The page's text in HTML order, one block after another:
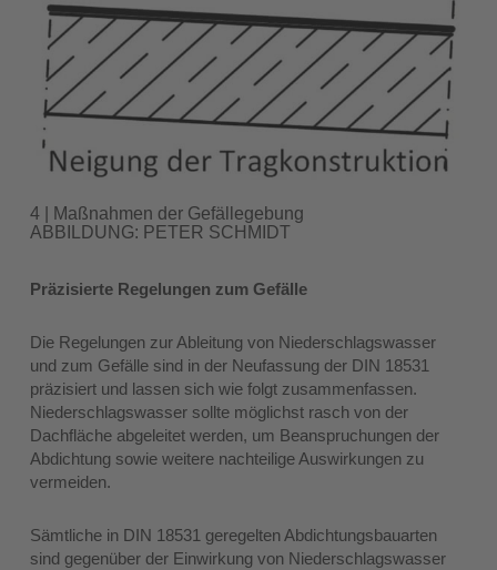
4 | Maßnahmen der Gefällegebung
ABBILDUNG: PETER SCHMIDT
Präzisierte Regelungen zum Gefälle
Die Regelungen zur Ableitung von Niederschlagswasser
und zum Gefälle sind in der Neufassung der DIN 18531
präzisiert und lassen sich wie folgt zusammenfassen.
Niederschlagswasser sollte möglichst rasch von der
Dachfläche abgeleitet werden, um Beanspruchungen der
Abdichtung sowie weitere nachteilige Auswirkungen zu
vermeiden.
Sämtliche in DIN 18531 geregelten Abdichtungsbauarten
sind gegenüber der Einwirkung von Niederschlagswasser